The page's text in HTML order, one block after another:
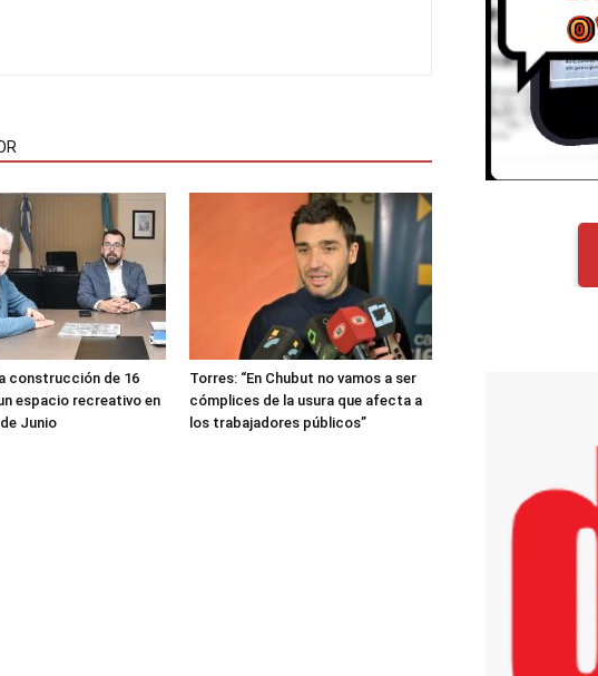
construcción de 16
espacio recreativo en
Junio
Torres: “En Chubut no vamos a ser
cómplices de la usura que afecta a
los trabajadores públicos”